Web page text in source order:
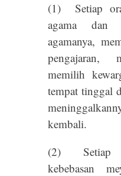
(1) Setiap
agama dan
agamanya,
pengajaran,
memilih
tempat tinggal
kembali.
(2) Setiap
kebebasan